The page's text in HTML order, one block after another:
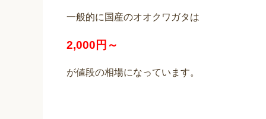
一般的に国産のオオクワガタは
2,000円～
が値段の相場になっています。